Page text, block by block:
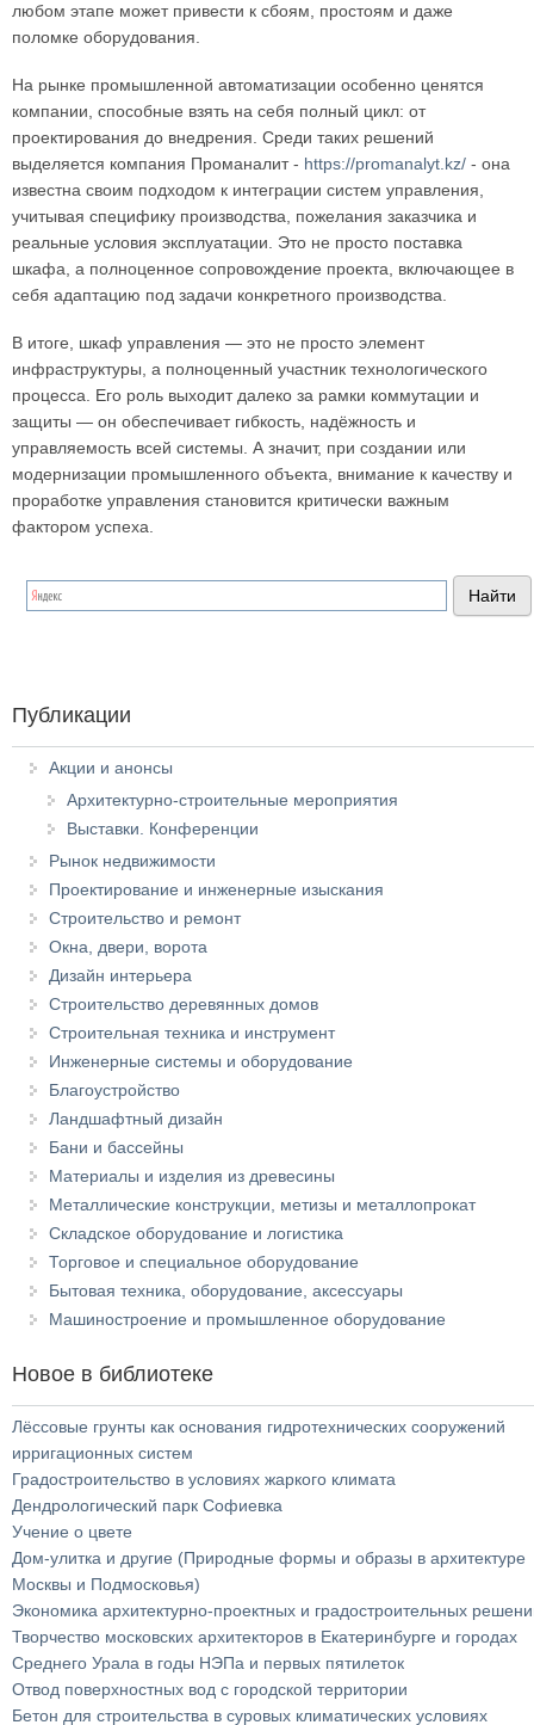
любом этапе может привести к сбоям, простоям и даже
поломке оборудования.
На рынке промышленной автоматизации особенно ценятся
компании, способные взять на себя полный цикл: от
проектирования до внедрения. Среди таких решений
выделяется компания Проманалит - https://promanalyt.kz/ - она
известна своим подходом к интеграции систем управления,
учитывая специфику производства, пожелания заказчика и
реальные условия эксплуатации. Это не просто поставка
шкафа, а полноценное сопровождение проекта, включающее в
себя адаптацию под задачи конкретного производства.
В итоге, шкаф управления — это не просто элемент
инфраструктуры, а полноценный участник технологического
процесса. Его роль выходит далеко за рамки коммутации и
защиты — он обеспечивает гибкость, надёжность и
управляемость всей системы. А значит, при создании или
модернизации промышленного объекта, внимание к качеству и
проработке управления становится критически важным
фактором успеха.
Публикации
Акции и анонсы
Архитектурно-строительные мероприятия
Выставки. Конференции
Рынок недвижимости
Проектирование и инженерные изыскания
Строительство и ремонт
Окна, двери, ворота
Дизайн интерьера
Строительство деревянных домов
Строительная техника и инструмент
Инженерные системы и оборудование
Благоустройство
Ландшафтный дизайн
Бани и бассейны
Материалы и изделия из древесины
Металлические конструкции, метизы и металлопрокат
Складское оборудование и логистика
Торговое и специальное оборудование
Бытовая техника, оборудование, аксессуары
Машиностроение и промышленное оборудование
Новое в библиотеке
Лёссовые грунты как основания гидротехнических сооружений
ирригационных систем
Градостроительство в условиях жаркого климата
Дендрологический парк Софиевка
Учение о цвете
Дом-улитка и другие (Природные формы и образы в архитектуре
Москвы и Подмосковья)
Экономика архитектурно-проектных и градостроительных
Творчество московских архитекторов в Екатеринбурге и городах
Среднего Урала в годы НЭПа и первых пятилеток
Отвод поверхностных вод с городской территории
Бетон для строительства в суровых климатических условиях